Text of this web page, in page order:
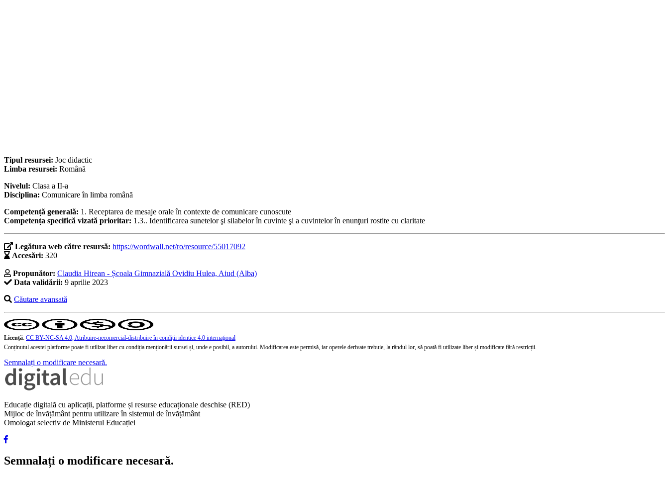
Tipul resursei: Joc didactic
Limba resursei: Română
Nivelul: Clasa a II-a
Disciplina: Comunicare în limba română
Competență generală: 1. Receptarea de mesaje orale în contexte de comunicare cunoscute
Competența specifică vizată prioritar: 1.3.. Identificarea sunetelor şi silabelor în cuvinte şi a cuvintelor în enunţuri rostite cu claritate
Legătura web către resursă: https://wordwall.net/ro/resource/55017092
Accesări: 320
Propunător: Claudia Hirean - Școala Gimnazială Ovidiu Hulea, Aiud (Alba)
Data validării: 9 aprilie 2023
Căutare avansată
Licență: CC BY-NC-SA 4.0, Atribuire-necomercial-distribuire în condiţii identice 4.0 internațional
Conținutul acestei platforme poate fi utilizat liber cu condiția menționării sursei și, unde e posibil, a autorului. Modificarea este permisă, iar operele derivate trebuie, la rândul lor, să poată fi utilizate liber și modificate fără restricții.
Semnalați o modificare necesară.
Educație digitală cu aplicații, platforme și resurse educaționale deschise (RED)
Mijloc de învățământ pentru utilizare în sistemul de învățământ
Omologat selectiv de Ministerul Educației
Semnalați o modificare necesară.